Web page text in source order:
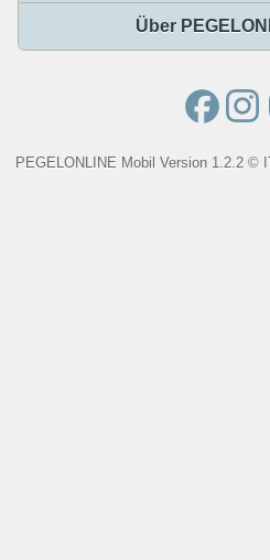
Über
PEGELONLINE Mobil Version 1.2.2 ©